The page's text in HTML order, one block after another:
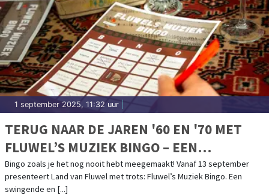
1 september 2025, 11:32 uur
TERUG NAAR DE JAREN '60 EN '70 MET
FLUWEL’S MUZIEK BINGO – EEN
NOSTALGISCH FEESTJE IN OMA’S
HUISKAMER!
Bingo zoals je het nog nooit hebt meegemaakt! Vanaf 13 september
presenteert Land van Fluwel met trots: Fluwel’s Muziek Bingo. Een
swingende en [...]